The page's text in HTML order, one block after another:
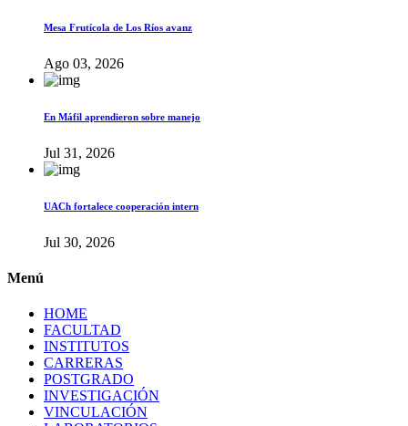
Mesa Frutícola de Los Ríos avanz
Ago 03, 2026
En Máfil aprendieron sobre manejo
Jul 31, 2026
UACh fortalece cooperación intern
Jul 30, 2026
Menú
HOME
FACULTAD
INSTITUTOS
CARRERAS
POSTGRADO
INVESTIGACIÓN
VINCULACIÓN